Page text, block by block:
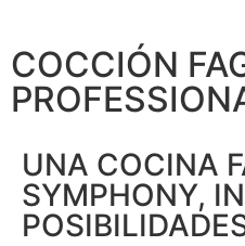
COCCIÓN
UNA COCINA
SYMPHONY,